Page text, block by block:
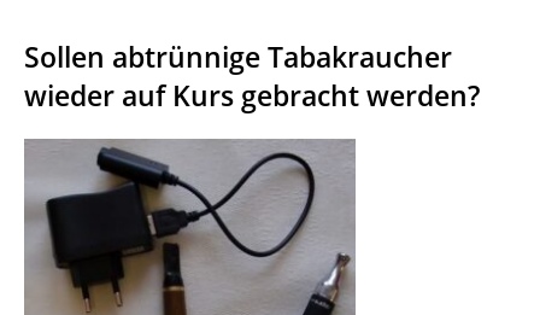
Sollen abtrünnige Tabakraucher
wieder auf Kurs gebracht werden?